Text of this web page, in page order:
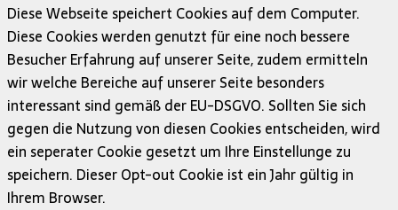
Diese Webseite speichert Cookies auf dem Computer.
Diese Cookies werden genutzt für eine noch bessere
Besucher Erfahrung auf unserer Seite, zudem ermitteln
wir welche Bereiche auf unserer Seite besonders
interessant sind gemäß der EU-DSGVO. Sollten Sie sich
gegen die Nutzung von diesen Cookies entscheiden, wird
ein seperater Cookie gesetzt um Ihre Einstellunge zu
speichern. Dieser Opt-out Cookie ist ein Jahr gültig in
Ihrem Browser.